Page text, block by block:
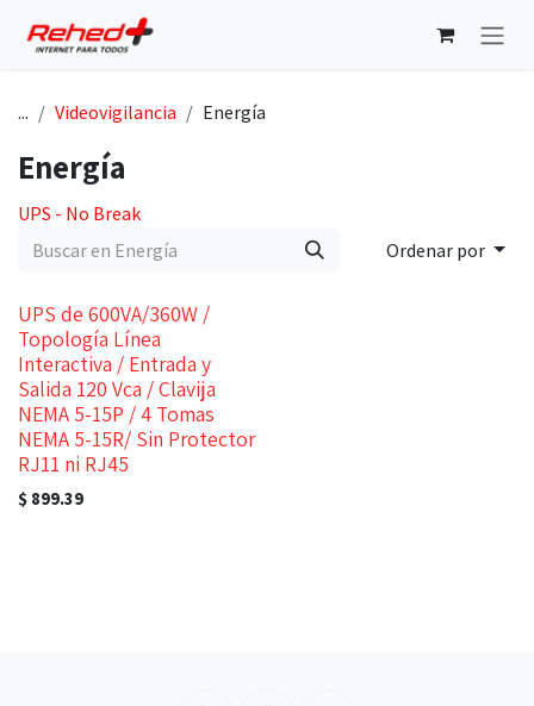
... Videovigilancia Energía
Energía
UPS - No Break
Ordenar por
UPS de 600VA/360W /
Topología Línea
Interactiva / Entrada y
Salida 120 Vca / Clavija
NEMA 5-15P / 4 Tomas
NEMA 5-15R/ Sin Protector
RJ11 ni RJ45
$ 899.39